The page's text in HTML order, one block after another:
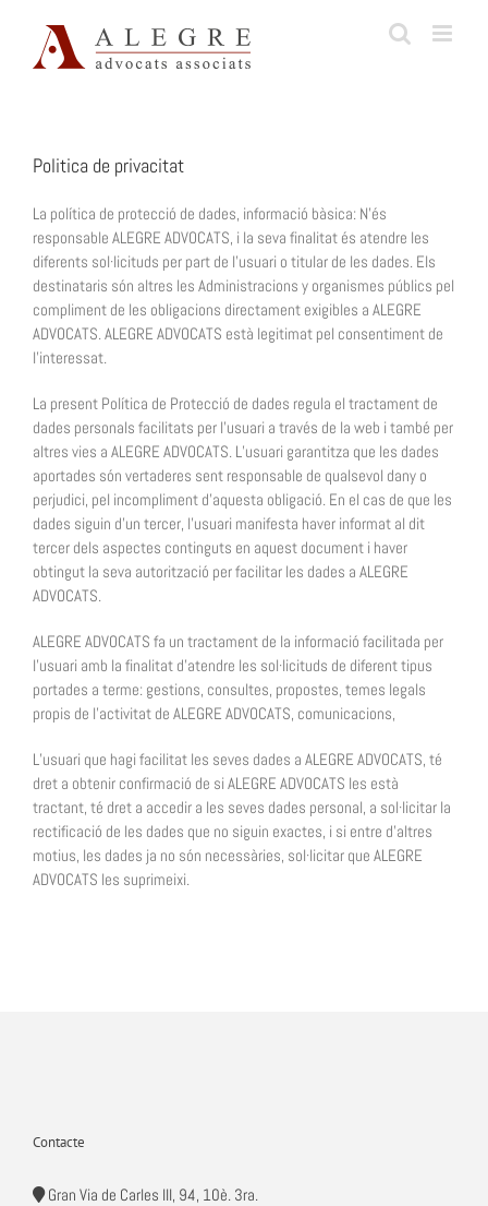
content
Politica de privacitat
La política de protecció de dades, informació bàsica: N’és
responsable ALEGRE ADVOCATS, i la seva finalitat és atendre les
diferents sol·licituds per part de l’usuari o titular de les dades. Els
destinataris són altres les Administracions y organismes públics pel
compliment de les obligacions directament exigibles a ALEGRE
ADVOCATS. ALEGRE ADVOCATS està legitimat pel consentiment de
l’interessat.
La present Política de Protecció de dades regula el tractament de
dades personals facilitats per l’usuari a través de la web i també per
altres vies a ALEGRE ADVOCATS. L’usuari garantitza que les dades
aportades són vertaderes sent responsable de qualsevol dany o
perjudici, pel incompliment d’aquesta obligació. En el cas de que les
dades siguin d’un tercer, l’usuari manifesta haver informat al dit
tercer dels aspectes continguts en aquest document i haver
obtingut la seva autorització per facilitar les dades a ALEGRE
ADVOCATS.
ALEGRE ADVOCATS fa un tractament de la informació facilitada per
l’usuari amb la finalitat d’atendre les sol·licituds de diferent tipus
portades a terme: gestions, consultes, propostes, temes legals
propis de l’activitat de ALEGRE ADVOCATS, comunicacions,
L’usuari que hagi facilitat les seves dades a ALEGRE ADVOCATS, té
dret a obtenir confirmació de si ALEGRE ADVOCATS les està
tractant, té dret a accedir a les seves dades personal, a sol·licitar la
rectificació de les dades que no siguin exactes, i si entre d’altres
motius, les dades ja no són necessàries, sol·licitar que ALEGRE
ADVOCATS les suprimeixi.
Contacte
Gran Via de Carles III, 94, 10è. 3ra.